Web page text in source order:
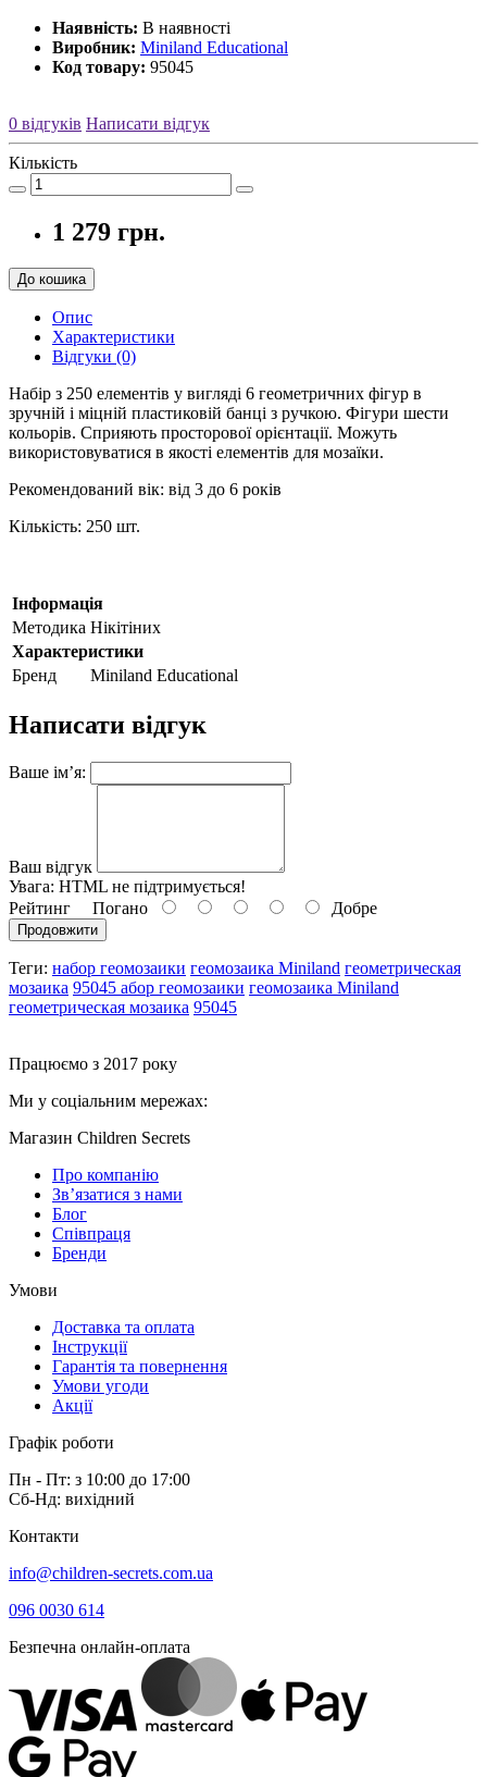
Наявність: В наявності
Виробник: Miniland Educational
Код товару: 95045
0 відгуків Написати відгук
Кількість
1 279 грн.
До кошика
Опис
Характеристики
Відгуки (0)
Набір з 250 елементів у вигляді 6 геометричних фігур в
зручній і міцній пластиковій банці з ручкою. Фігури шести
кольорів. Сприяють просторової орієнтації. Можуть
використовуватися в якості елементів для мозаїки.
Рекомендований вік: від 3 до 6 років
Кількість: 250 шт.
Інформація
Методика Нікітіних
Характеристики
Бренд
Miniland Educational
Написати відгук
Ваше ім’я:
Ваш відгук
Увага: HTML не підтримується!
Рейтинг Погано Добре
Продовжити
Теги: набор геомозаики геомозаика Miniland геометрическая
мозаика 95045 абор геомозаики геомозаика Miniland
геометрическая мозаика 95045
Працюємо з 2017 року
Ми у соціальним мережах:
Магазин Children Secrets
Про компанію
Зв’язатися з нами
Блог
Співпраця
Бренди
Умови
Доставка та оплата
Інструкції
Гарантія та повернення
Умови угоди
Акції
Графік роботи
Пн - Пт: з 10:00 до 17:00
Сб-Нд: вихідний
Контакти
info@children-secrets.com.ua
096 0030 614
Безпечна онлайн-оплата